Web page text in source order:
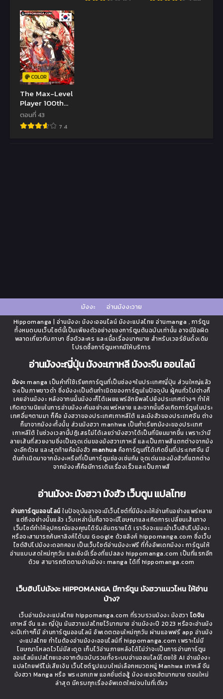
COLOR
The Max-Level
Player 100th
Regression
ตอนที่ 43
7.4
มังงะ อ่านมังงะวาย
Hippomanga | อ่านมังงะ มังงะออนไลน์ มังงะแปลไทย อ่านmanga , การ์ตูน
ทั้งหมดบนเว็บไซต์นี้เป็นเพียงตัวอย่างของการ์ตูนต้นฉบับเท่านั้น อาจมีข้อผิด
พลาดเกี่ยวกับภาษา ชื่อตัวละคร และเนื้อเรื่องมากมาย สำหรับเวอร์ชันดั้งเดิม
โปรดซื้อการ์ตูนหากมีให้บริการ
อ่านมังงะญี่ปุ่น มังงะเกาหลี มังงะจีน ออนไลน์
มังงะmanga เป็นคำที่ใช้เรียกการ์ตูนที่เป็นช่องๆในประเทศญี่ปุ่น ส่วนใหญ่แล้ว
จะเป็นภาพขาวดำ ซึ่งมังงะเป็นต้นกำเนิดของการ์ตูนในปัจจุบัน ผู้คนทั่วไปต่างก็
เคยอ่านมังงะ หลังจากนนั้นมังงะก็ได้เผยแพร่อิทธิพลไปยังประเทศต่างๆ ทำให้
เกิดความนิยมในการอ่านมังงะกันอย่างแพร่หลาย และจากนั้นจึงเกิดการ์ตูนในประ
เทศอื่นๆตามมา ก็คือ มังฮวาของประเทศเกาหลีใต้ และมังฮัวของประเทศจีน ต่าง
ก็มาจากมังงะทั้งนั้น ส่วนมังฮวา manhwa เป็นคำเรียกมังงะของประเทศ
เกาหลีใต้ ในช่วงเวลานี้ปฏิเสธไม่ได้เลยว่ามังฮวาได้เป็นที่นิยมมากขึ้น เพราะว่ามี
ลายเส้นที่สวยงามซึ่งเป็นจุดเด่นของมังฮวาเกาหลี และเป็นภาพสีแตกต่างจากมัง
งะอีกด้วย และสุดท้ายคือมังฮัว manhua คือการ์ตูนที่ได้เกิดขึ้นที่ประเทศจีน มี
ต้นกำเนิดมาจากมังงะหรือที่เป็นการ์ตูนช่องเช่นกัน จุดเด่นของมังฮัวที่แตกต่าง
จากมังงะก็คือมีการเดินเรื่องเร็วและเป็นภาพสี
อ่านมังงะ มังฮวา มังฮัว เว็บตูน แปลไทย
อ่านการ์ตูนออนไลน์ ในปัจจุบันอาจจะมีเว็บไซต์ที่มีมังงะให้อ่านกันอย่างแพร่หลาย
แต่ถึงอย่างนั้นแล้ว เว็บเหล่านั้นก็อาจจะมีโฆษณาและเกิดการเปลี่ยนเส้นทาง
เว็บไซต์ทำให้อุปกรณ์ของคุณได้รับอันตรายได้ เราจึงจะแนะนำเว็บฮิปโปมังงะ
หรือจะสามารถค้นหาลิงค์ได้บน Google ด้วยลิงค์ hippomanga.com ซึ่งเว็บ
ไซต์ฮิปโปมังงะดอทคอม เป็นเว็บไซต์อ่านมังงะฟรี ที่ทั้งอัพเดทมังงะ การ์ตูนให้
อ่านแบบสดใหม่ทุกวัน และยังมีเรื่องที่แปลลง hippomanga.com เป็นที่แรกอีก
ด้วย สามารถติดตามอ่านมังงะ manga ได้ที่ hippomanga.com
เว็บฮิปโปมังงะ HIPPOMANGA มีการ์ตูน มังฮวาแนวไหน ให้อ่าน
บ้าง?
เว็บอ่านมังงะแปลไทย hippomanga.com ที่รวบรวมมังงะ มังฮวา โดจิน
เกาหลี จีน และ ญี่ปุ่น มันฮวาแปลไทยไว้มากมาย อ่านมังงะปี 2023 หรือจะอ่านมัง
งะปีเก่าๆก็มี อ่านการ์ตูนออนไลน์ อัพเดตตอนใหม่ทุกวัน ผ่านแอพฟรี app อ่านมัง
งะแปลไทย ทำไมต้องอ่านมังงะออนไลน์ที่ hippomanga.com เพราะไม่มี
โฆษณาโหลดไวไม่มีสะดุด เก็บไว้อ่านภายหลังได้ไม่ว่าจะเป็นการอ่านการ์ตูน
ออนไลน์แปลไทยเองจากต้นฉบับรวมทั้งระบบอ่านออนไลน์โดยใช้ AI อ่านมังงะ
แปลไทยฟรีไม่เสียเงิน เว็บไซต์รูปแบบใหม่เลือกหมวดหมู่ Manhwa เกาหลี จีน
มังฮวา Manga หรือ พระเอกเทพ แอคชั่นต่อสู้ มังงะยอดฮิตมากมาย ตอนใหม่
ล่าสุด มีครบทุกเรื่องอัพเดตใหม่จบในที่เดียว